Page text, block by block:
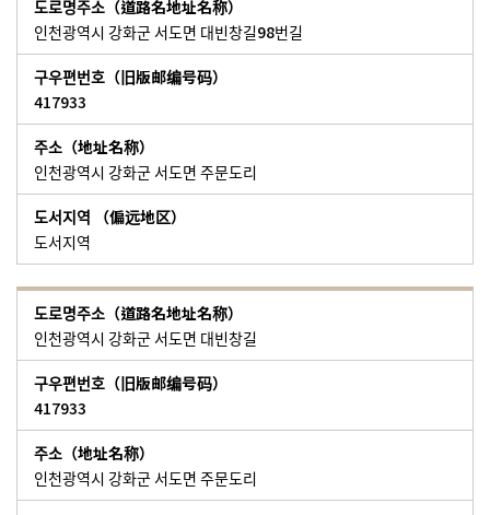
인천광역시 강화군 서도면 대빈창길98번길
417933
인천광역시 강화군 서도면 주문도리
도서지역
인천광역시 강화군 서도면 대빈창길
417933
인천광역시 강화군 서도면 주문도리